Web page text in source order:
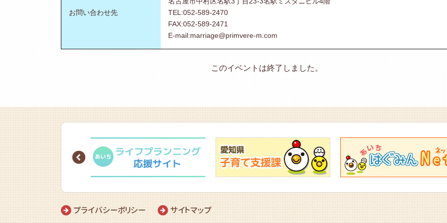
お問い合わせ先
TEL:052-589-2470
FAX:052-589-2471
E-mail:marriage@primvere-m.com
このイベントは終了しました。
Prev
プライバシーポリシー サイトマップ